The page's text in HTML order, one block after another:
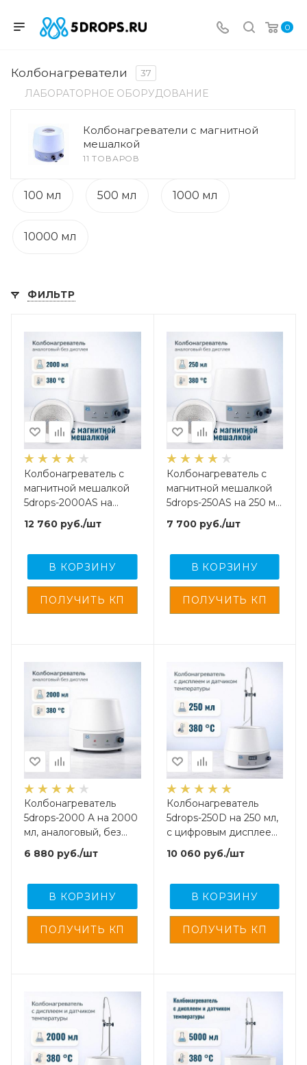
0
Колбонагреватели 37
ЛАБОРАТОРНОЕ ОБОРУДОВАНИЕ
Колбонагреватели с магнитной
мешалкой
11 ТОВАРОВ
100 мл 500 мл 1000 мл
10000 мл
ФИЛЬТР
Колбонагреватель с
магнитной мешалкой
5drops-2000AS на
2000 мл, аналоговый,
без дисплея
12 760 руб./шт
В КОРЗИНУ
Колбонагреватель с
магнитной мешалкой
5drops-250AS на 250 мл,
аналоговый, без
дисплея
7 700руб./шт
В КОРЗИНУ
Колбонагреватель
5drops-2000 A на 2000
мл, аналоговый, без
6 880 руб./шт
В КОРЗИНУ
Колбонагреватель
5drops-250D на 250 мл,
с цифровым дисплеем
и внешним датчиком
температуры
10 060руб./шт
В КОРЗИНУ